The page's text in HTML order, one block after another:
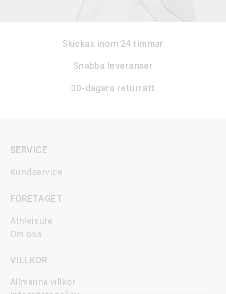
Skickas inom 24 timmar
Snabba leveranser
30-dagars returrätt
SERVICE
Kundservice
FÖRETAGET
Athleisure
Om oss
VILLKOR
Allmänna villkor